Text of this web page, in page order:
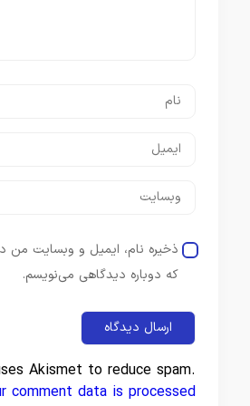
ذخیره نام، ایمیل و وبسایت من
که دوباره دیدگاهی می‌نویسم.
Akismet to reduce spam.
comment data is processed